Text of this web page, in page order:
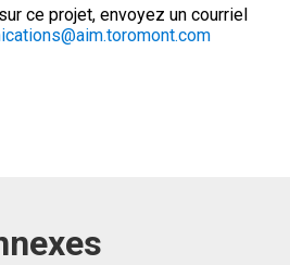
ce projet, envoyez un courriel